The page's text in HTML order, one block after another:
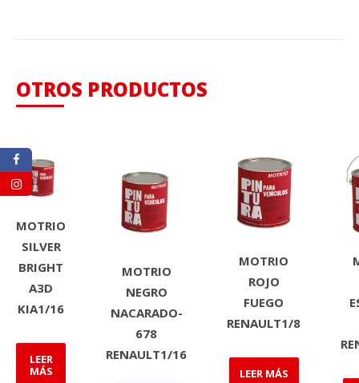
OTROS PRODUCTOS
MOTRIO
SILVER
BRIGHT
A3D
KIA1/16
LEER
MÁS
MOTRIO
NEGRO
NACARADO-
678
RENAULT1/16
MOTRIO
ROJO
FUEGO
RENAULT1/8
LEER MÁS